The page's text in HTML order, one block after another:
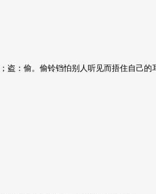
：偷。偷铃铛怕别人听见而捂住自己